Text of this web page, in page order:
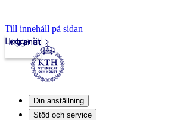
Till innehåll på sidan
Intranät
Logga in
Din anställning
Stöd och service